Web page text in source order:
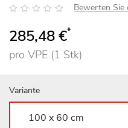
Bewertung: Bewerten Sie
285,48 €*
pro VPE (1 Stk)
Variante